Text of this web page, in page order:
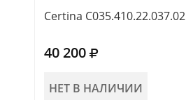
Certina C035.410.22.037.02
40 200
НЕТ В НАЛИЧИИ